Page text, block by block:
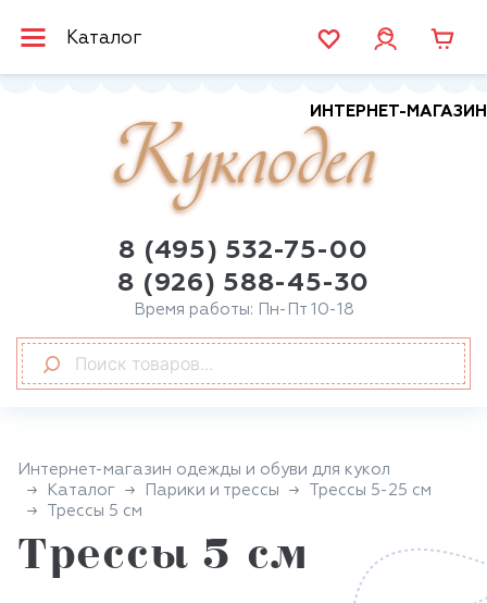
Каталог
ИНТЕРНЕТ-МАГАЗИН
Куклодел
8 (495) 532-75-00
8 (926) 588-45-30
Время работы: Пн-Пт 10-18
Интернет-магазин одежды и обуви для кукол
Каталог
Парики и трессы
Трессы 5-25 см
Трессы 5 см
Трессы 5 см